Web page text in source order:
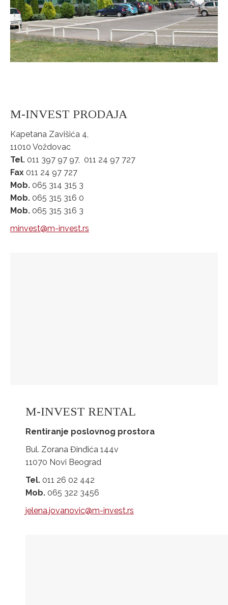
M-INVEST PRODAJA
Kapetana Zavišića 4,
11010 Voždovac
Tel. 011 397 97 97, 011 24 97 727
Fax 011 24 97 727
Mob. 065 314 315 3
Mob. 065 315 316 0
Mob. 065 315 316 3
minvest@m-invest.rs
M-INVEST RENTAL
Rentiranje poslovnog prostora
Bul. Zorana Đinđića 144v
11070 Novi Beograd
Tel. 011 26 02 442
Mob. 065 322 3456
jelena.jovanovic@m-invest.rs